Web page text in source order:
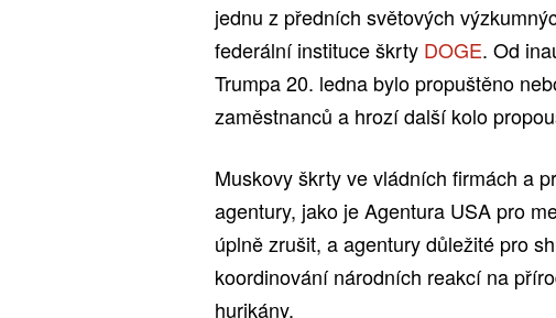
jednu z předních světových
federální instituce škrty DOGE. Od
Trumpa 20. ledna bylo propuštěno
zaměstnanců a hrozí další kolo
Muskovy škrty ve vládních firmách a
agentury, jako je Agentura USA pro
úplně zrušit, a agentury důležité pro
koordinování národních reakcí na
hurikány.